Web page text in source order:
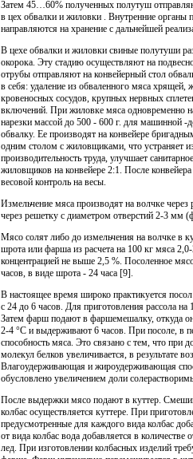
Затем 45…60% полученных полутуш
в цех обвалки и жиловки . Внутренние
направляются на хранение с дальнейшей
В цехе обвалки и жиловки свиные полутуши
окорока. Эту стадию осуществляют на
отрубы отправляют на конвейерный стол
в себя: удаление из обваленного мяса хрящей,
кровеносных сосудов, крупных нервных
включений. При жиловке мяса одновременно
нарезки массой до 500 - 600 г. для машинной
обвалку. Ее производят на конвейере
одним столом с жиловщиками, что устраняет
производительность труда, улучшает
жиловщиков на конвейере 2:1. После
весовой контроль на весы.
Измельчение мяса производят на волчке
через решетку с диаметром отверстий 2-3 мм
Мясо солят либо до измельчения на волчке в
шрота или фарша из расчета на 100 кг мяса
концентрацией не выше 2,5 %. Посоленное
часов, в виде шрота - 24 часа [9].
В настоящее время широко практикуется
с 24 до 6 часов. Для приготовления рассола
Затем фарш подают в фаршемешалку, откуда
2-4 °С и выдерживают 6 часов. При посоле, в
способность мяса. Это связано с тем, что при
молекул белков увеличивается, в результате
Влагоудерживающая и жироудерживающая
обусловлено увеличением доли
После выдержки мясо подают в куттер.
колбас осуществляется куттере. При
предусмотренные для каждого вида колбас
от вида колбас вода добавляется в
лед. При изготовлении колбасных изделий